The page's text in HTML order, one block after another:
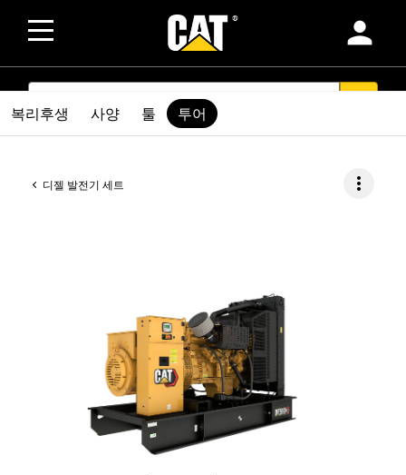
person
SEARCH
디젤 발전기 세트 more_vert
복리후생 사양 툴 투어